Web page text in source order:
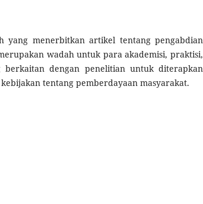
yang menerbitkan artikel tentang pengabdian
wadah untuk para akademisi, praktisi,
dengan penelitian untuk diterapkan
tentang pemberdayaan masyarakat.